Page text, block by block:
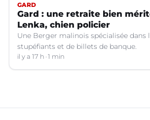
GARD
Gard : une retraite bien
Lenka, chien policier
Une Berger malinois spécialisée dans
stupéfiants et de billets de banque.
il y a 17 h 1 min